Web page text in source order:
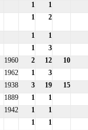
1 1
1 2
1 1
1 3
1960 2 12 10
1962 1 3
1938 3 19 15
1889 1 1
1942 1 1
1 1